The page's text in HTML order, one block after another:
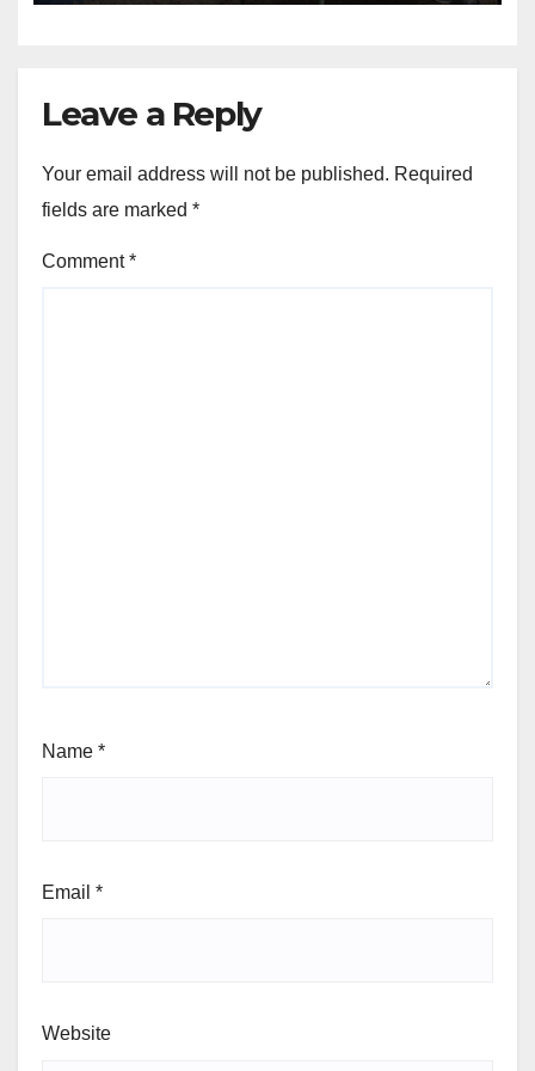
Leave a Reply
Your email address will not be published. Required
fields are marked *
Comment*
Name *
Email *
Website